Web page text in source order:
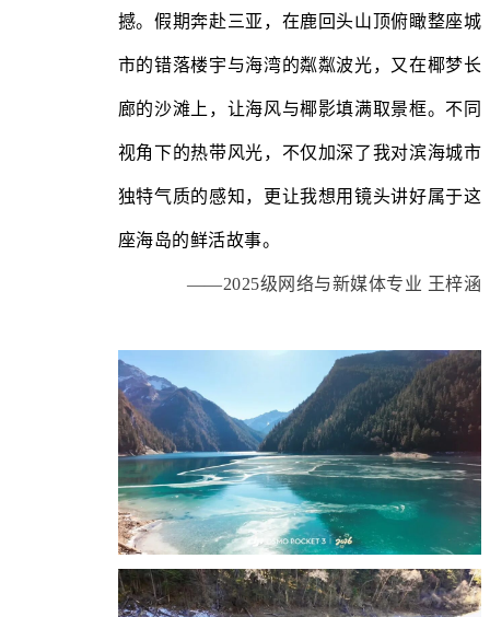
撼。假期奔赴三亚，在鹿回头山顶俯瞰整座城
市的错落楼宇与海湾的粼粼波光，又在椰梦长
廊的沙滩上，让海风与椰影填满取景框。不同
视角下的热带风光，不仅加深了我对滨海城市
独特气质的感知，更让我想用镜头讲好属于这
座海岛的鲜活故事。
——2025级网络与新媒体专业 王梓涵